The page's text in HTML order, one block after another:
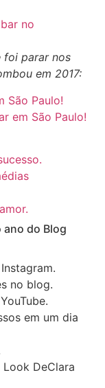
no
foi parar nos
em 2017:
São Paulo!
em São Paulo!
ano do Blog
no blog.
em um dia
DeClara